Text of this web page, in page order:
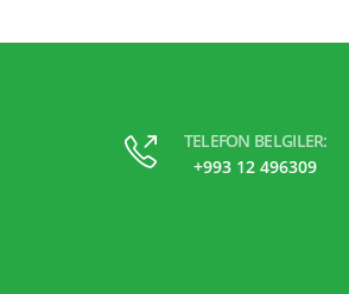
TELEFON BELGILER:
+993 12 496309